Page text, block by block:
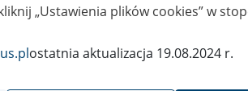
„Ustawienia plików cookies” w
ostatnia aktualizacja 19.08.2024 r.